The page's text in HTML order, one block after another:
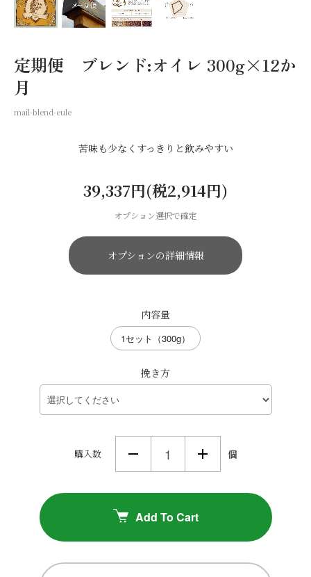
定期便 ブレンド:オイレ 300g×12か
月
mail-blend-eule
苦味も少なくすっきりと飲みやすい
39,337円(税2,914円)
オプション選択で確定
オプションの詳細情報
内容量
1セット（300g）
挽き方
購入数 個
Add To Cart